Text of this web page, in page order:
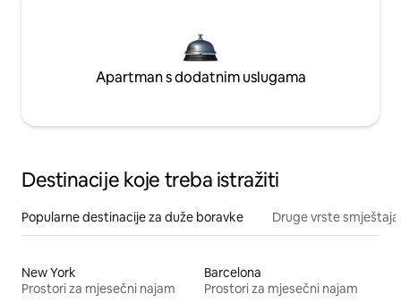
Apartman s dodatnim uslugama
Destinacije koje treba istražiti
Popularne destinacije za duže boravke Druge vrste smještaja
New York
Prostori za mjesečni najam
Barcelona
Prostori za mjesečni najam